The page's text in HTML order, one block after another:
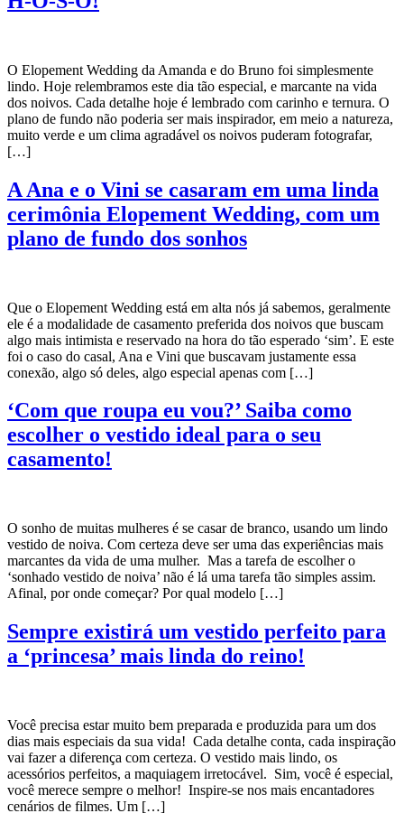
O Elopement Wedding da Amanda e do Bruno foi simplesmente
lindo. Hoje relembramos este dia tão especial, e marcante na vida
dos noivos. Cada detalhe hoje é lembrado com carinho e ternura. O
plano de fundo não poderia ser mais inspirador, em meio a natureza,
muito verde e um clima agradável os noivos puderam fotografar,
[…]
A Ana e o Vini se casaram em uma linda
cerimônia Elopement Wedding, com um
plano de fundo dos sonhos
Que o Elopement Wedding está em alta nós já sabemos, geralmente
ele é a modalidade de casamento preferida dos noivos que buscam
algo mais intimista e reservado na hora do tão esperado ‘sim’. E este
foi o caso do casal, Ana e Vini que buscavam justamente essa
conexão, algo só deles, algo especial apenas com […]
‘Com que roupa eu vou?’ Saiba como
escolher o vestido ideal para o seu
casamento!
O sonho de muitas mulheres é se casar de branco, usando um lindo
vestido de noiva. Com certeza deve ser uma das experiências mais
marcantes da vida de uma mulher. Mas a tarefa de escolher o
‘sonhado vestido de noiva’ não é lá uma tarefa tão simples assim.
Afinal, por onde começar? Por qual modelo […]
Sempre existirá um vestido perfeito para
a ‘princesa’ mais linda do reino!
Você precisa estar muito bem preparada e produzida para um dos
dias mais especiais da sua vida! Cada detalhe conta, cada inspiração
vai fazer a diferença com certeza. O vestido mais lindo, os
acessórios perfeitos, a maquiagem irretocável. Sim, você é especial,
você merece sempre o melhor! Inspire-se nos mais encantadores
cenários de filmes. Um […]